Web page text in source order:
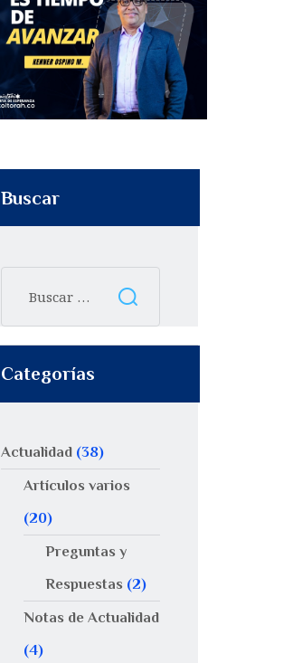
Buscar
Categorías
Actualidad (38)
Artículos varios
(20)
Preguntas y
Respuestas (2)
Notas de Actualidad
(4)